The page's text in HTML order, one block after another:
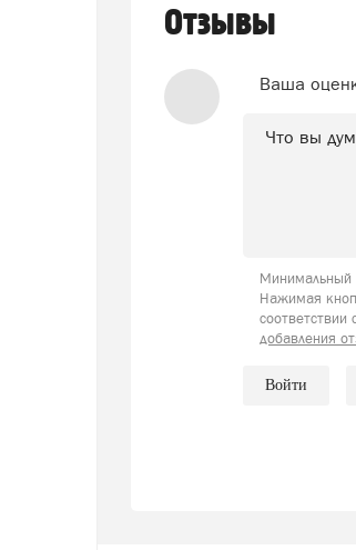
Отзывы
Ваша
Минимальный
Нажимая
соответствии
добавления
Войти